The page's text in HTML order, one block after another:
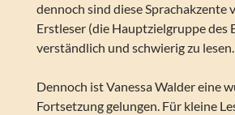
dennoch sind diese Sprachakzente
Erstleser (die Hauptzielgruppe des
verständlich und schwierig zu lesen.
Dennoch ist Vanessa Walder eine
Fortsetzung gelungen. Für kleine